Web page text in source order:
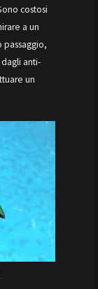
costosi
a un
anti-
un